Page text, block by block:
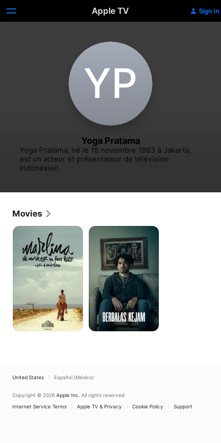
Apple TV Sign In
Y‌P
Yoga Pratama
Yoga Pratama, né le 18 novembre 1983 à Jakarta,
est un acteur et présentateur de télévision
indonésien.
Movies
Marlina
Murderer
Four
Acts
Berbalas
Kejam
United States Español (México)
Copyright © 2026 Apple Inc. All rights reserved.
Internet Service Terms
Apple TV & Privacy Cookie Policy Support